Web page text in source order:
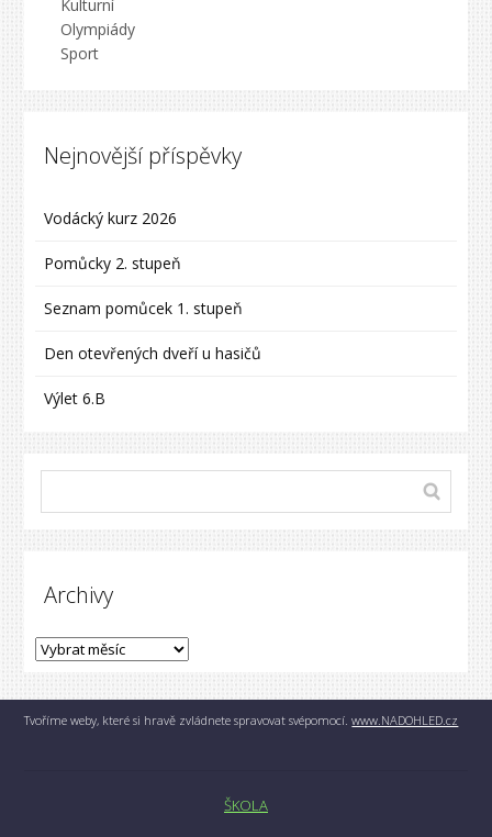
Kulturní
Olympiády
Sport
Nejnovější příspěvky
Vodácký kurz 2026
Pomůcky 2. stupeň
Seznam pomůcek 1. stupeň
Den otevřených dveří u hasičů
Výlet 6.B
Archivy
Tvoříme weby, které si hravě zvládnete spravovat svépomocí.www.NADOHLED.cz
ŠKOLA